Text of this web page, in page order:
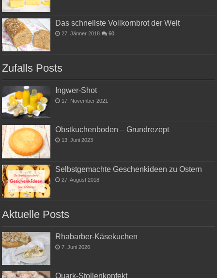
Das schnellste Vollkornbrot der Welt
27. Jänner 2018 60
Zufalls Posts
Ingwer-Shot
17. November 2021
Obstkuchenboden – Grundrezept
13. Juni 2023
Selbstgemachte Geschenkideen zu Ostern
27. August 2018
Aktuelle Posts
Rhabarber-Käsekuchen
7. Juni 2026
Quark-Stollenkonfekt